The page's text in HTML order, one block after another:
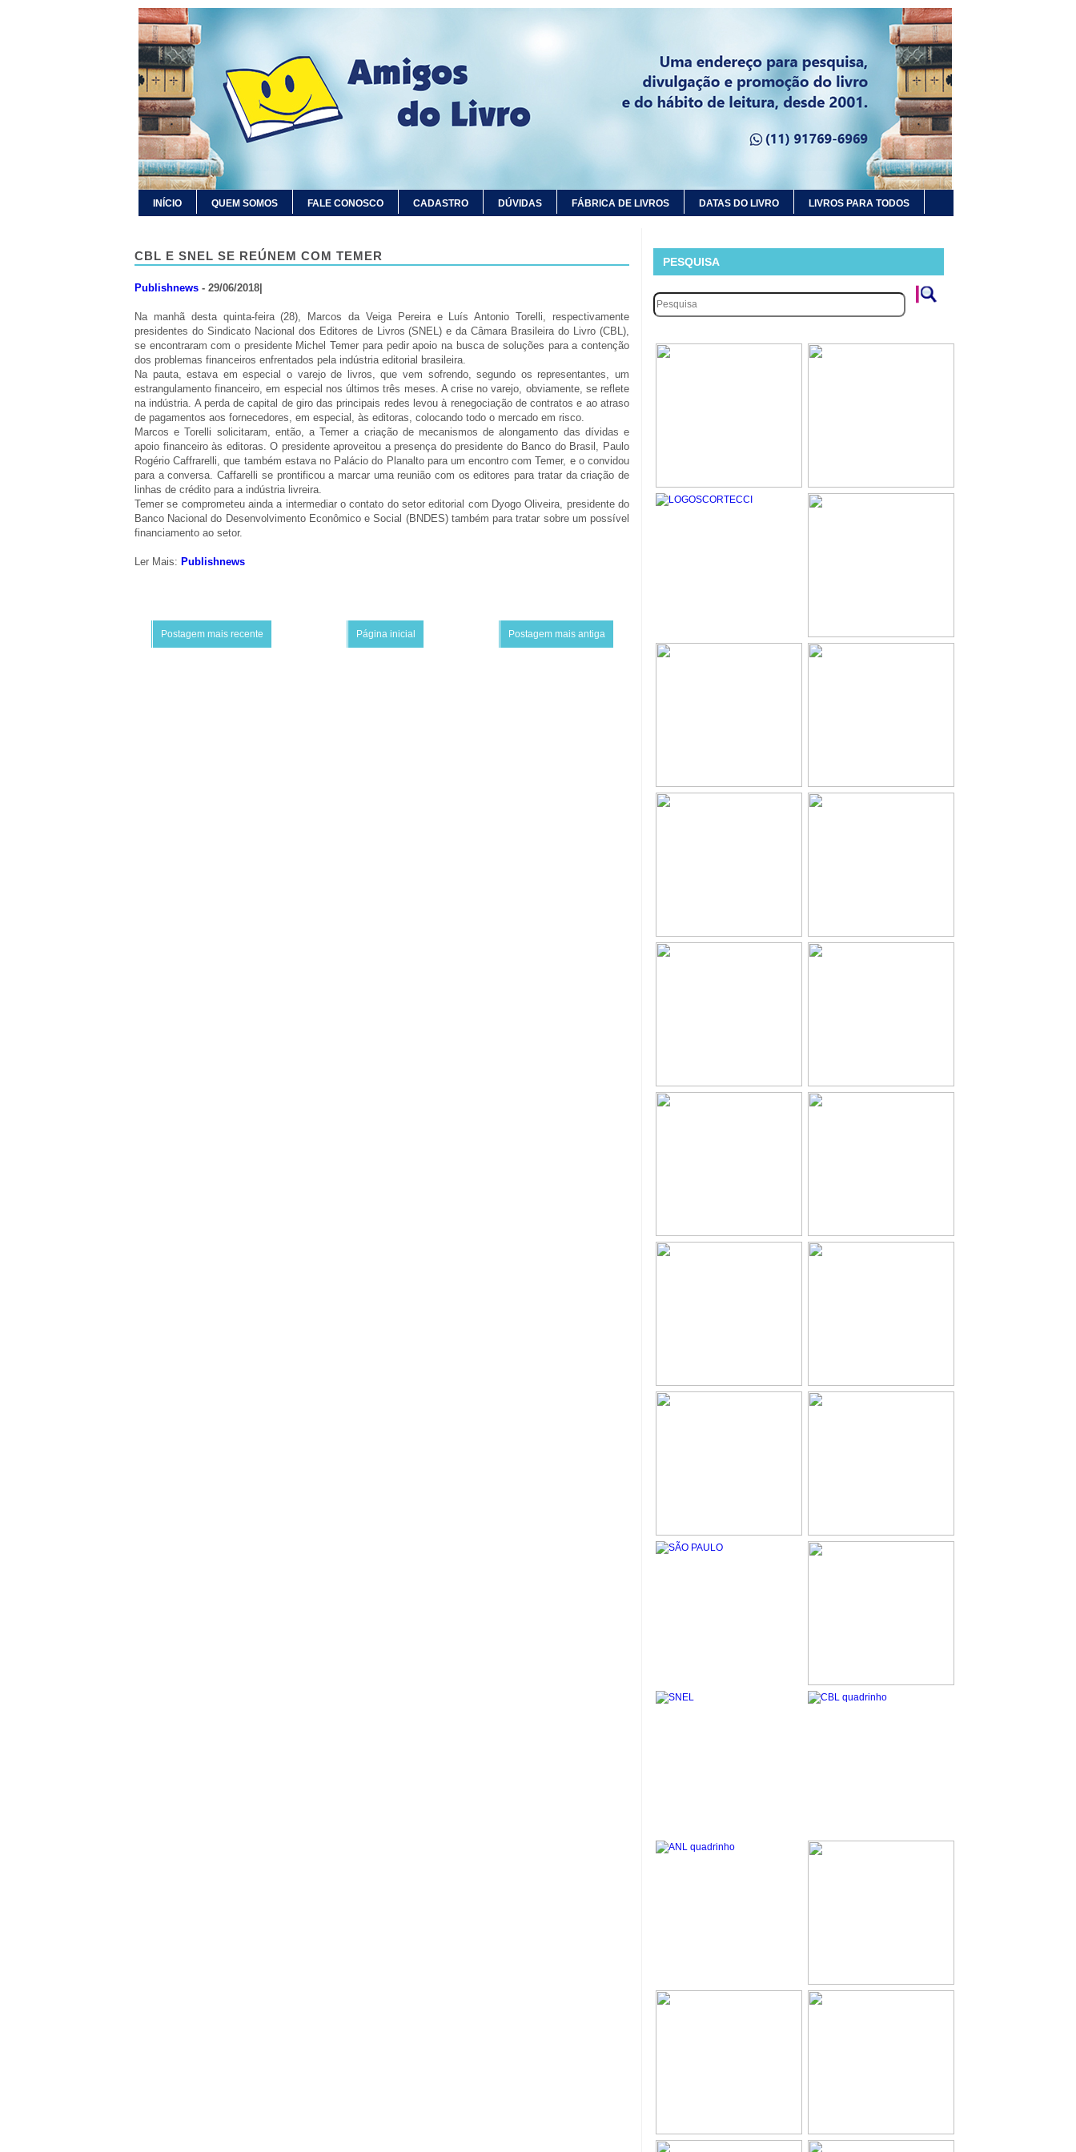
INÍCIO QUEM SOMOS FALE CONOSCO CADASTRO DÚVIDAS FÁBRICA DE LIVROS DATAS DO LIVRO LIVROS PARA TODOS
CBL E SNEL SE REÚNEM COM TEMER
Publishnews - 29/06/2018|
Na manhã desta quinta-feira (28), Marcos da Veiga Pereira e Luís Antonio Torelli, respectivamente
presidentes do Sindicato Nacional dos Editores de Livros (SNEL) e da Câmara Brasileira do Livro (CBL),
se encontraram com o presidente Michel Temer para pedir apoio na busca de soluções para a contenção
dos problemas financeiros enfrentados pela indústria editorial brasileira.
Na pauta, estava em especial o varejo de livros, que vem sofrendo, segundo os representantes, um
estrangulamento financeiro, em especial nos últimos três meses. A crise no varejo, obviamente, se reflete
na indústria. A perda de capital de giro das principais redes levou à renegociação de contratos e ao atraso
de pagamentos aos fornecedores, em especial, às editoras, colocando todo o mercado em risco.
Marcos e Torelli solicitaram, então, a Temer a criação de mecanismos de alongamento das dívidas e
apoio financeiro às editoras. O presidente aproveitou a presença do presidente do Banco do Brasil, Paulo
Rogério Caffrarelli, que também estava no Palácio do Planalto para um encontro com Temer, e o convidou
para a conversa. Caffarelli se prontificou a marcar uma reunião com os editores para tratar da criação de
linhas de crédito para a indústria livreira.
Temer se comprometeu ainda a intermediar o contato do setor editorial com Dyogo Oliveira, presidente do
Banco Nacional do Desenvolvimento Econômico e Social (BNDES) também para tratar sobre um possível
financiamento ao setor.
Ler Mais: Publishnews
Postagem mais recente Postagem mais antiga
Página inicial
PESQUISA